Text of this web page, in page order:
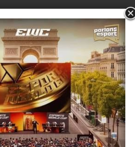
18 FÉVRIER 2018· MIS À JOUR
18 FÉVRIER